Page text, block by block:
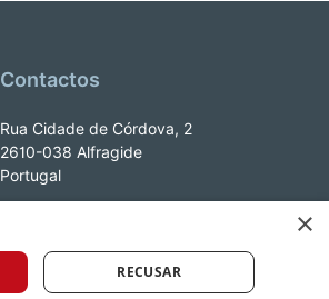
Contactos
Rua Cidade de Córdova, 2
2610-038 Alfragide
Portugal
×
RECUSAR